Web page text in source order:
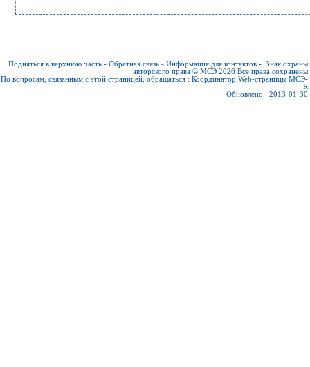
Подняться в верхнюю часть - Обратная связь - Информация для контактов - Знак охраны
авторского права © МСЭ 2026 Все права сохранены
По вопросам, связанным с этой страницей, обращаться : Координатор Web-страницы МСЭ-
R
Обновлено : 2013-01-30